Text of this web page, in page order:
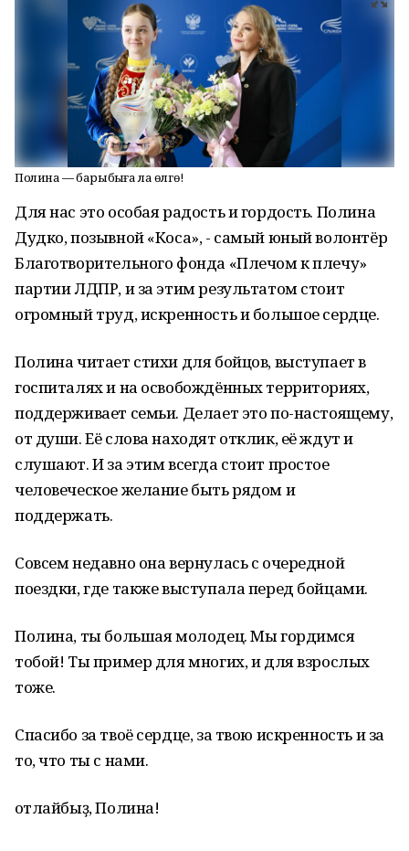
Полина — барыбыҙға ла өлгө!
Для нас это особая радость и гордость. Полина
Дудко, позывной «Коса», - самый юный волонтёр
Благотворительного фонда «Плечом к плечу»
партии ЛДПР, и за этим результатом стоит
огромный труд, искренность и большое сердце.
Полина читает стихи для бойцов, выступает в
госпиталях и на освобождённых территориях,
поддерживает семьи. Делает это по-настоящему,
от души. Её слова находят отклик, её ждут и
слушают. И за этим всегда стоит простое
человеческое желание быть рядом и
поддержать.
Совсем недавно она вернулась с очередной
поездки, где также выступала перед бойцами.
Полина, ты большая молодец. Мы гордимся
тобой! Ты пример для многих, и для взрослых
тоже.
Спасибо за твоё сердце, за твою искренность и за
то, что ты с нами.
Ҡотлайбыҙ, Полина!